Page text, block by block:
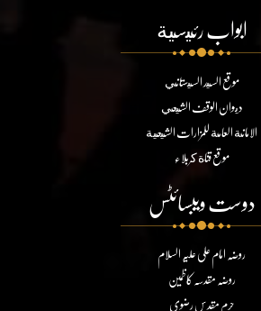
ابواب رئيسية
موقع السيد السيستاني
ديوان الوقف الشيعي
الامانة العامة للمزارات الشيعية
موقع قناة كربلاء
دوست ویبسائٹس
روضہ امام علی علیہ السلام
روضہ مقدسہ کاظمین
حرم مقدس رضوی